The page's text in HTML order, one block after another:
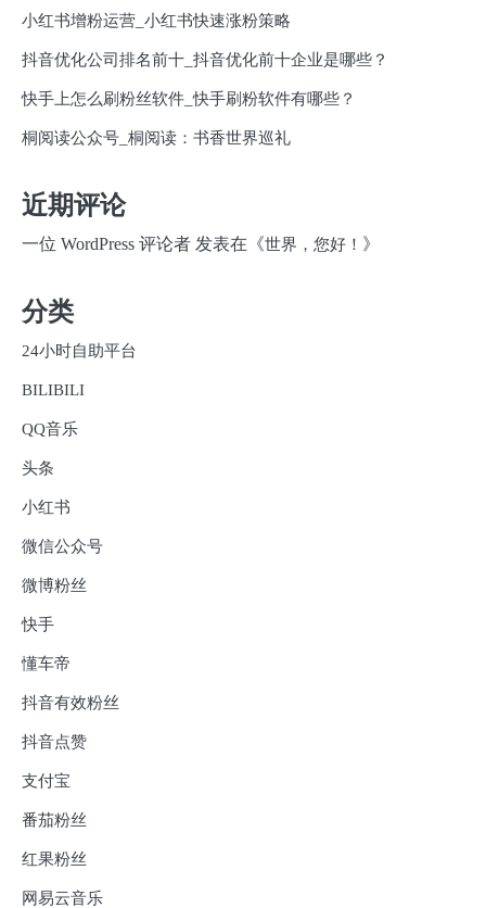
小红书增粉运营_小红书快速涨粉策略
抖音优化公司排名前十_抖音优化前十企业是哪些？
快手上怎么刷粉丝软件_快手刷粉软件有哪些？
桐阅读公众号_桐阅读：书香世界巡礼
近期评论
一位 WordPress 评论者 发表在《世界，您好！ 》
分类
24小时自助平台
BILIBILI
QQ音乐
头条
小红书
微信公众号
微博粉丝
快手
懂车帝
抖音有效粉丝
抖音点赞
支付宝
番茄粉丝
红果粉丝
网易云音乐